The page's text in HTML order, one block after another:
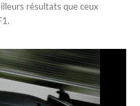
résultats que ceux